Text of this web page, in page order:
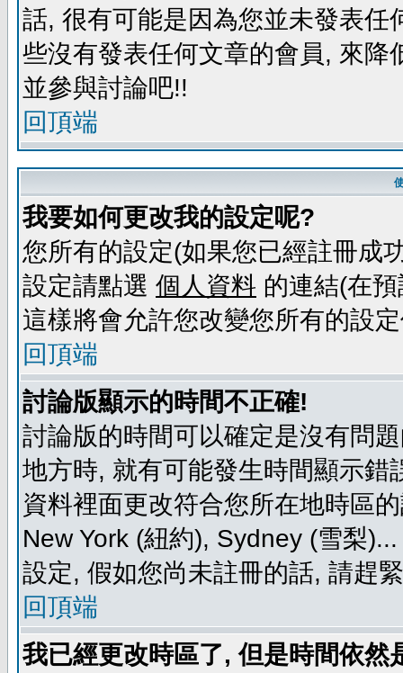
話, 很有可能是因為您並未發表
些沒有發表任何文章的會員, 來
並參與討論吧!!
回頂端
我要如何更改我的設定呢?
您所有的設定(如果您已經註冊成
設定請點選 個人資料 的連結(在
這樣將會允許您改變您所有的設
回頂端
討論版顯示的時間不正確!
討論版的時間可以確定是沒有問
地方時, 就有可能發生時間顯示
資料裡面更改符合您所在地時區
New York (紐約), Sydney (雪梨
設定, 假如您尚未註冊的話, 請趕
回頂端
我已經更改時區了, 但是時間依然